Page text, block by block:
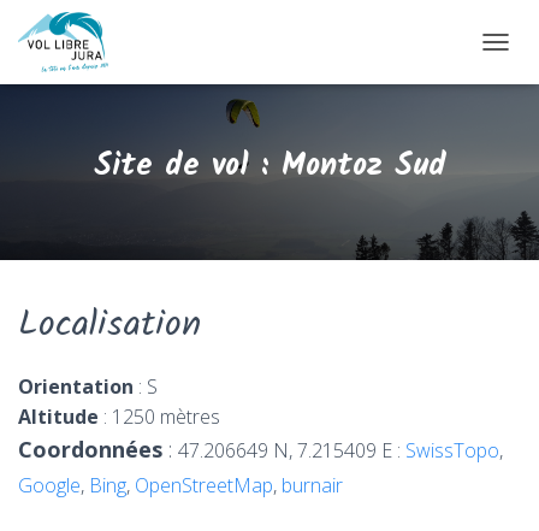
Site de vol : Montoz Sud
Localisation
Orientation : S
Altitude : 1250 mètres
Coordonnées : 47.206649 N, 7.215409 E : SwissTopo,
Google, Bing, OpenStreetMap, burnair